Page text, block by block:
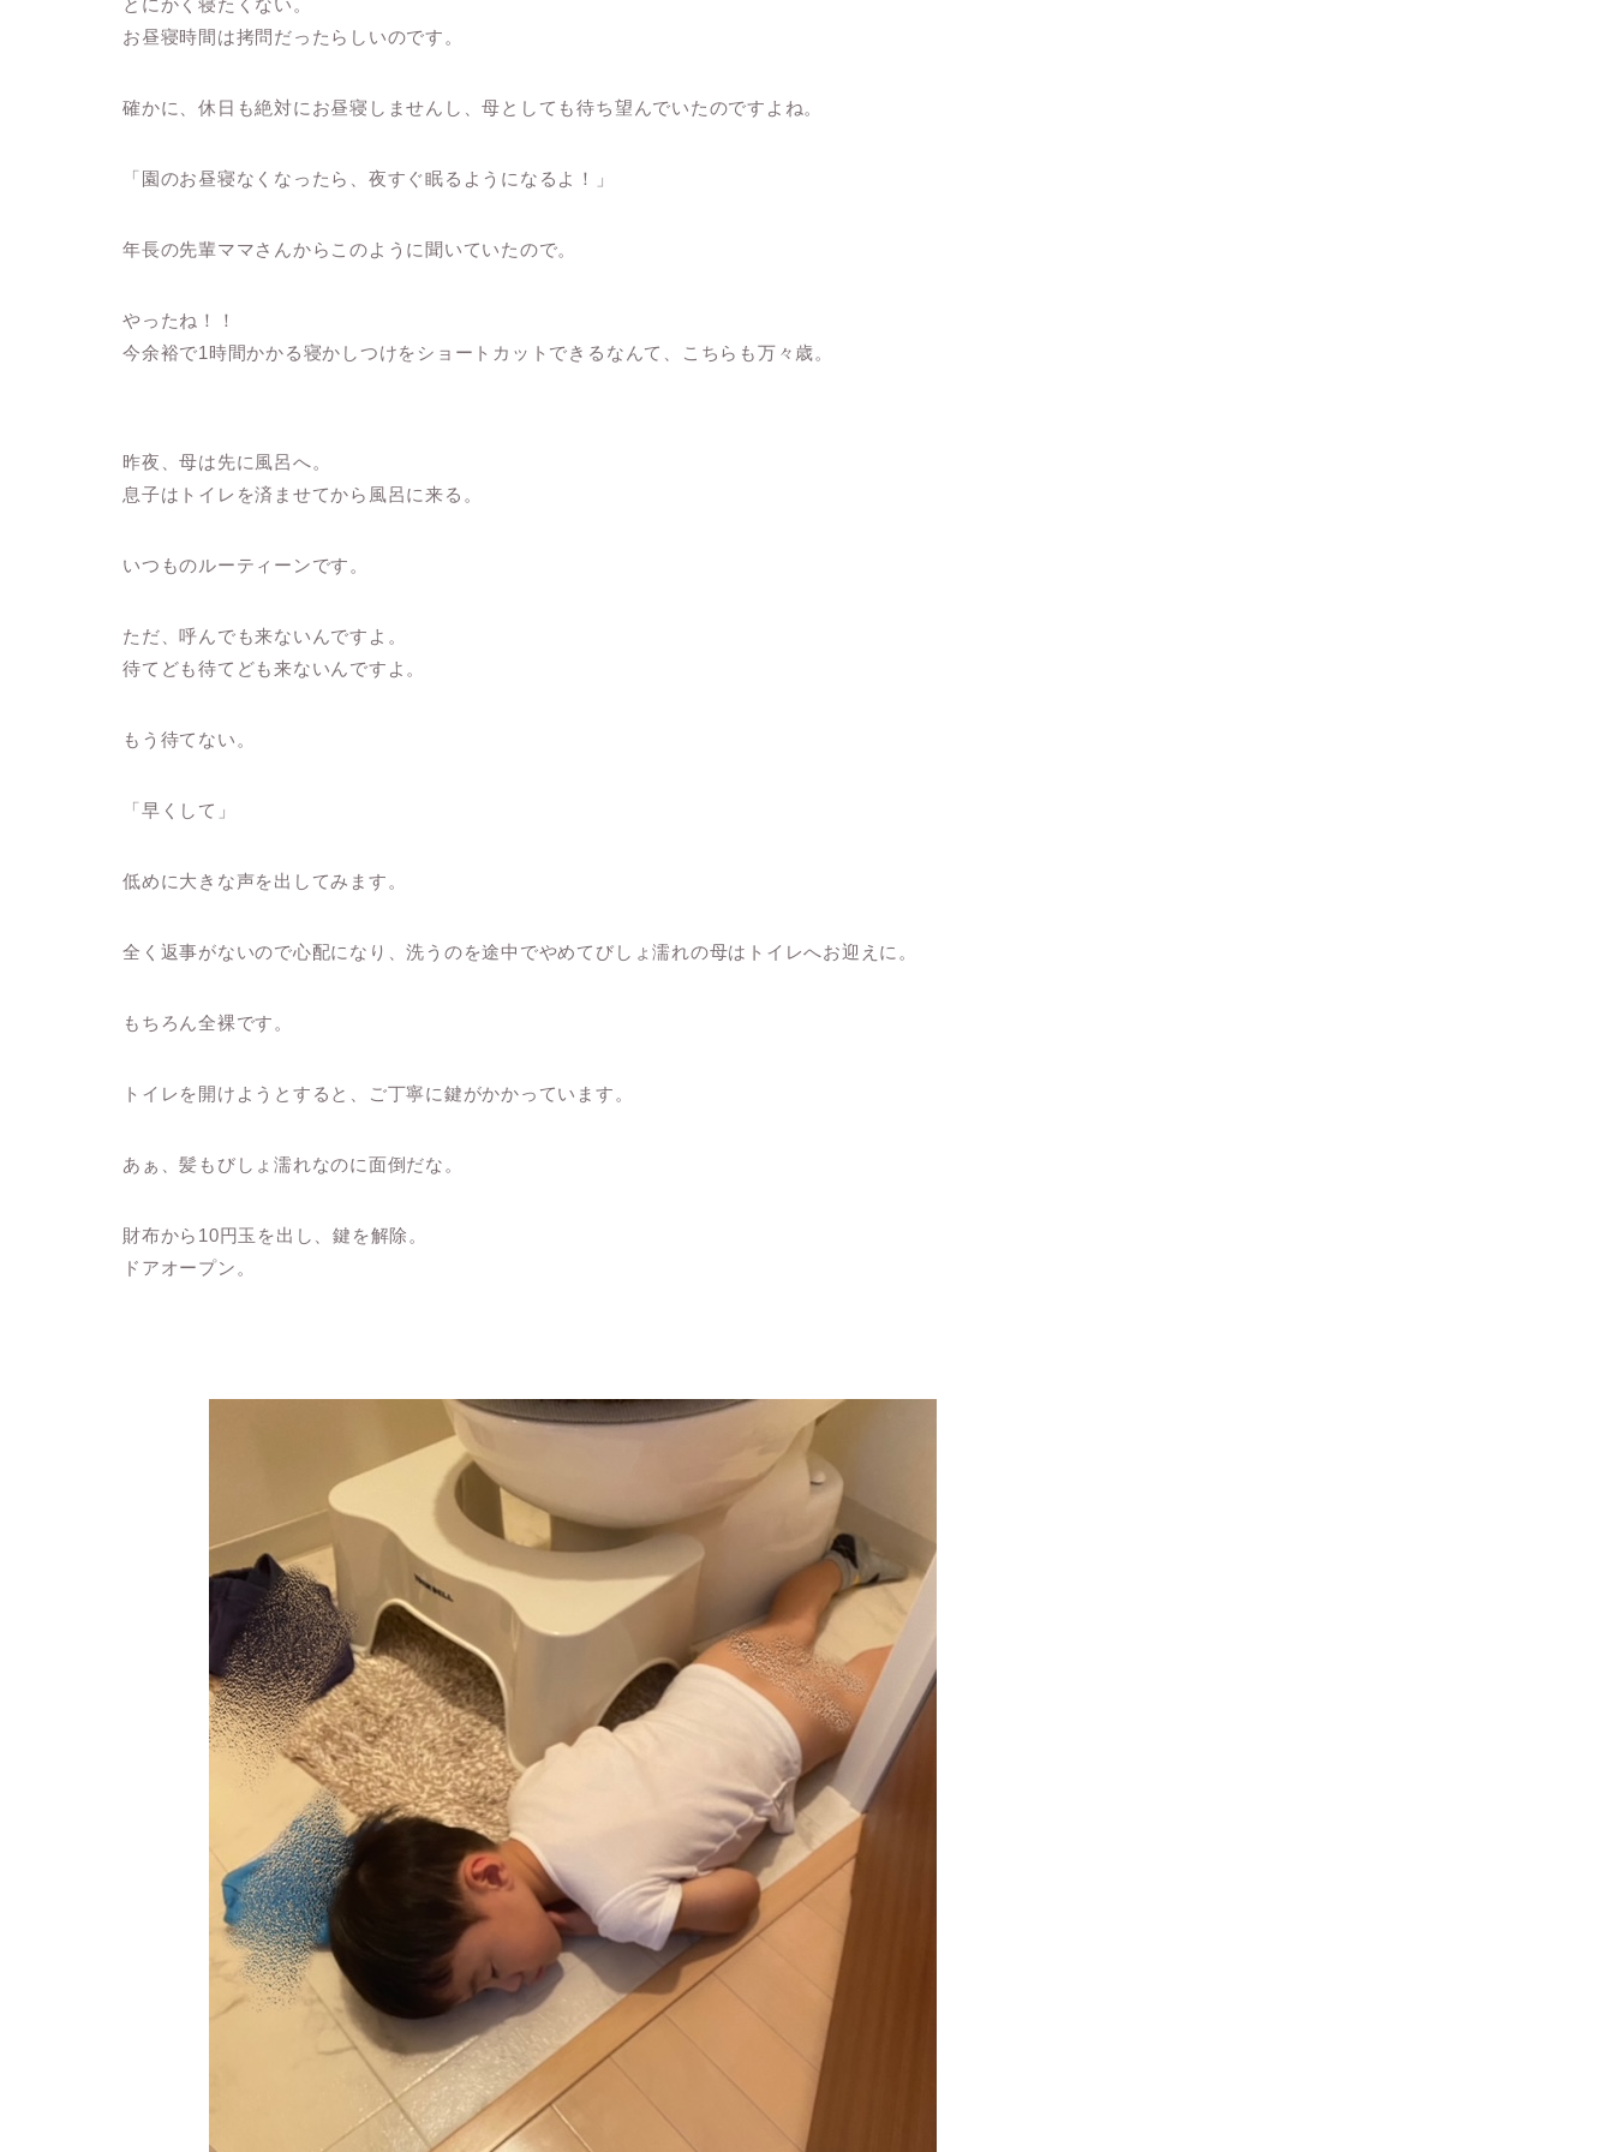
お昼寝時間は拷問だったらしいのです。
確かに、休日も絶対にお昼寝しませんし、母としても待ち望んでいたのですよね。
「園のお昼寝なくなったら、夜すぐ眠るようになるよ！」
年長の先輩ママさんからこのように聞いていたので。
やったね！！
今余裕で1時間かかる寝かしつけをショートカットできるなんて、こちらも万々歳。
昨夜、母は先に風呂へ。
息子はトイレを済ませてから風呂に来る。
いつものルーティーンです。
ただ、呼んでも来ないんですよ。
待てども待てども来ないんですよ。
もう待てない。
「早くして」
低めに大きな声を出してみます。
全く返事がないので心配になり、洗うのを途中でやめてびしょ濡れの母はトイレへお迎えに。
もちろん全裸です。
トイレを開けようとすると、ご丁寧に鍵がかかっています。
あぁ、髪もびしょ濡れなのに面倒だな。
財布から10円玉を出し、鍵を解除。
ドアオープン。